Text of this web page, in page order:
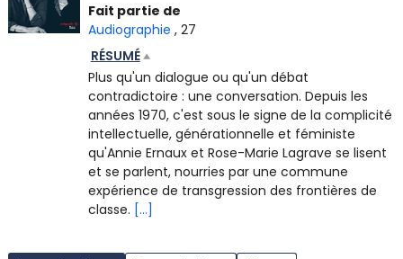
Fait partie de
Audiographie , 27
RÉSUMÉ
Plus qu'un dialogue ou qu'un débat
contradictoire : une conversation. Depuis les
années 1970, c'est sous le signe de la complicité
intellectuelle, générationnelle et féministe
qu'Annie Ernaux et Rose-Marie Lagrave se lisent
et se parlent, nourries par une commune
expérience de transgression des frontières de
classe. [...]